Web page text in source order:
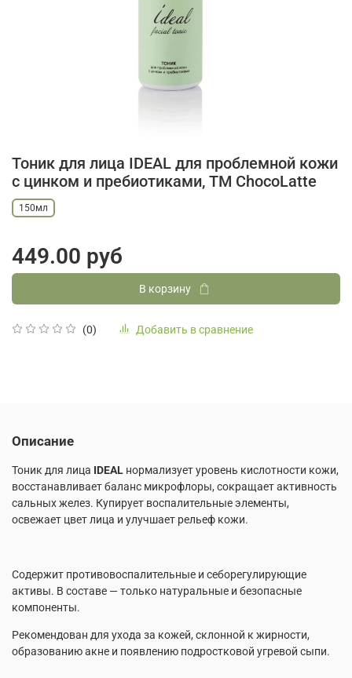
Тоник для лица IDEAL для проблемной кожи
с цинком и пребиотиками, ТМ ChocoLatte
(0) Добавить в сравнение
150мл
449.00 руб
В корзину
Описание
Тоник для лица IDEAL нормализует уровень кислотности кожи,
восстанавливает баланс микрофлоры, сокращает активность
сальных желез. Купирует воспалительные элементы,
освежает цвет лица и улучшает рельеф кожи.
Содержит противовоспалительные и себорегулирующие
активы. В составе — только натуральные и безопасные
компоненты.
Рекомендован для ухода за кожей, склонной к жирности,
образованию акне и появлению подростковой угревой сыпи.